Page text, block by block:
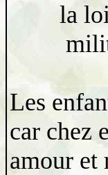
la
Les
car chez
amour et